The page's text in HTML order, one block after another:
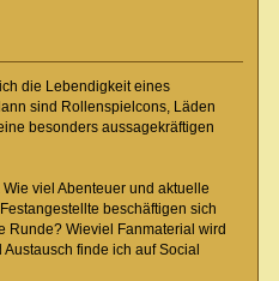
die Lebendigkeit eines
sind Rollenspielcons, Läden
besonders aussagekräftigen
viel Abenteuer und aktuelle
beschäftigen sich
Runde? Wieviel Fanmaterial wird
finde ich auf Social